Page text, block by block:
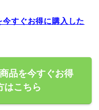
すぐお得に購入した
品を今すぐお得
はこちら